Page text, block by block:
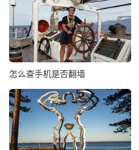
怎么查手机是否翻墙